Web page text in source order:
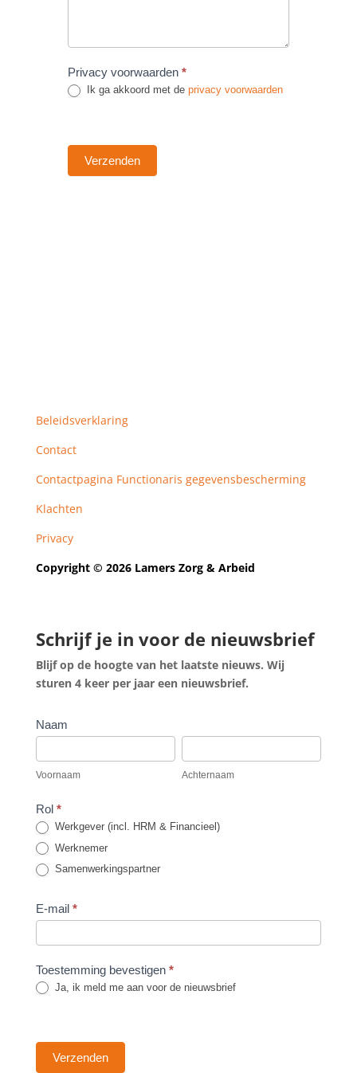
Privacy voorwaarden *
Ik ga akkoord met de privacy voorwaarden
Verzenden
Beleidsverklaring
Contact
Contactpagina Functionaris gegevensbescherming
Klachten
Privacy
Copyright © 2026 Lamers Zorg & Arbeid
Schrijf je in voor de nieuwsbrief
Blijf op de hoogte van het laatste nieuws. Wij
sturen 4 keer per jaar een nieuwsbrief.
Nieuwsbrief
aanmelding
-
footer
Naam
Voornaam Achternaam
Rol *
Werkgever (incl. HRM & Financieel)
Werknemer
Samenwerkingspartner
E-mail *
Toestemming bevestigen *
Ja, ik meld me aan voor de nieuwsbrief
Verzenden